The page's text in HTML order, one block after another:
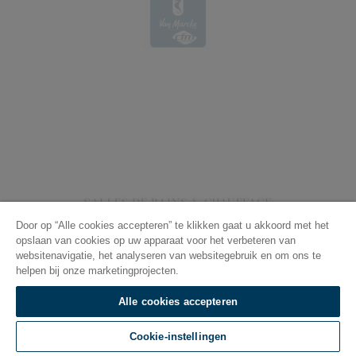
Door op “Alle cookies accepteren” te klikken gaat u akkoord met het
opslaan van cookies op uw apparaat voor het verbeteren van
websitenavigatie, het analyseren van websitegebruik en om ons te
helpen bij onze marketingprojecten.
Alle cookies accepteren
Cookie-instellingen